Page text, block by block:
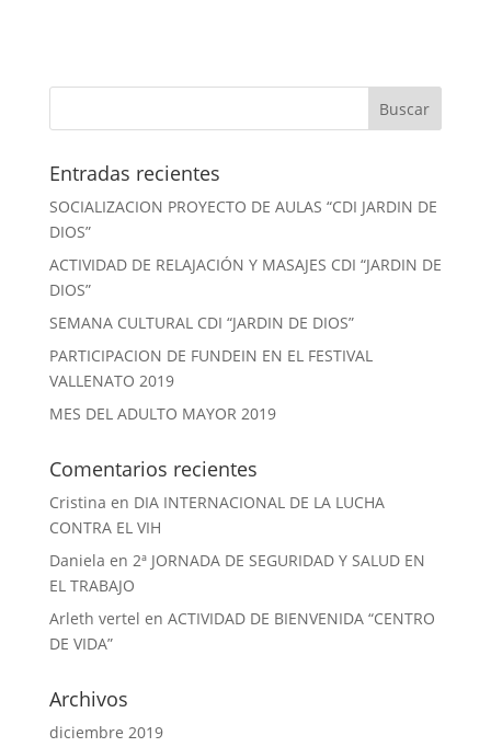
Entradas recientes
SOCIALIZACION PROYECTO DE AULAS “CDI JARDIN DE
DIOS”
ACTIVIDAD DE RELAJACIÓN Y MASAJES CDI “JARDIN DE
DIOS”
SEMANA CULTURAL CDI “JARDIN DE DIOS”
PARTICIPACION DE FUNDEIN EN EL FESTIVAL
VALLENATO 2019
MES DEL ADULTO MAYOR 2019
Comentarios recientes
Cristina en DIA INTERNACIONAL DE LA LUCHA
CONTRA EL VIH
Daniela en 2ª JORNADA DE SEGURIDAD Y SALUD EN
EL TRABAJO
Arleth vertel en ACTIVIDAD DE BIENVENIDA “CENTRO
DE VIDA”
Archivos
diciembre 2019